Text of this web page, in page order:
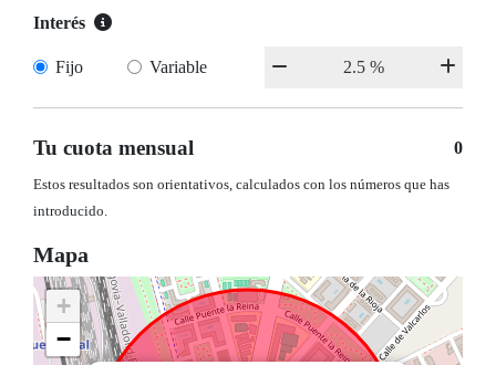
Interés
Fijo Variable
Tu cuota mensual 0
Estos resultados son orientativos, calculados con los números que has
introducido.
Mapa
+
−